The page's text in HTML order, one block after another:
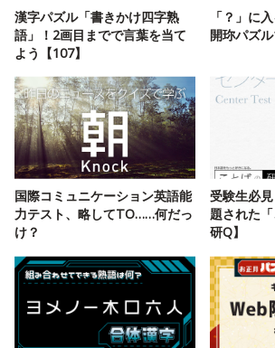
漢字パズル「書きかけ四字熟
語」！2画目までで言葉を当て
よう【107】
「？」に
開珎パズ
国際コミュニケーション英語能
力テスト、略してTO……何だっ
け？
受験生必
題された
研Q】